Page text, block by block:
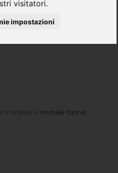
visitatori.
impostazioni
> ardore > michele farina